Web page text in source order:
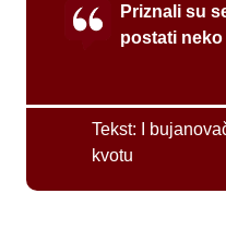
Priznali su
postati
Tekst:
I
kvotu